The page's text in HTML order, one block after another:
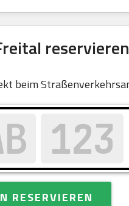
reservieren
beim
RESERVIEREN